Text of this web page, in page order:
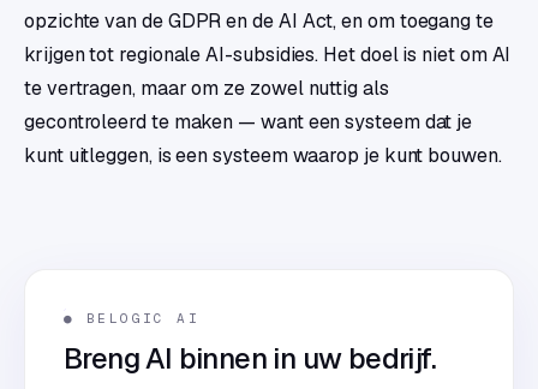
opzichte van de GDPR en de AI Act, en om toegang te
krijgen tot regionale AI-subsidies. Het doel is niet om AI
te vertragen, maar om ze zowel nuttig als
gecontroleerd te maken — want een systeem dat je
kunt uitleggen, is een systeem waarop je kunt bouwen.
● BELOGIC AI
Breng AI binnen in uw bedrijf.